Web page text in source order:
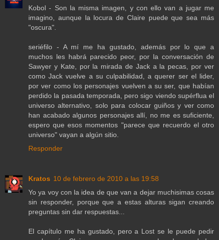
Kobol - Son la misma imagen, y con ello van a jugar me
imagino, aunque la locura de Claire puede que sea más
"oscura".
seriéfilo - A mí me ha gustado, además por lo que a
muchos les habrá parecido peor, por la conversación de
Sawyer y Kate, por la mirada de Jack a la pecas, por ver
como Jack vuelve a su culpabilidad, a querer ser el lider,
por ver como los personajes vuelven a su ser, que habían
perdido la pasada temporada, pero sigo viendo supérflua el
universo alternativo, solo para colocar guiños y ver como
han acabado algunos personajes allí, no me es suficiente,
espero que esos momentos "parece que recuerdo el otro
universo" vayan a algún sitio.
Responder
Kratos 10 de febrero de 2010 a las 19:58
Yo ya voy con la idea de que van a dejar muchisimas cosas
sin responder, porque que a estas alturas sigan creando
preguntas sin dar respuestas...
El capítulo me ha gustado, pero a Lost se le puede pedir